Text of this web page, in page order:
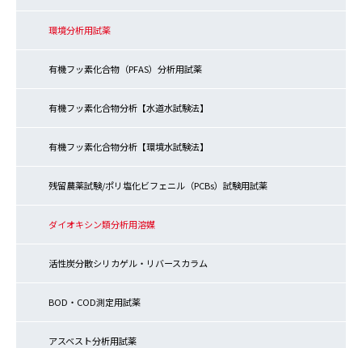
環境分析用試薬
有機フッ素化合物（PFAS）分析用試薬
有機フッ素化合物分析【水道水試験法】
有機フッ素化合物分析【環境水試験法】
残留農薬試験/ポリ塩化ビフェニル（PCBs）試験用試薬
ダイオキシン類分析用溶媒
活性炭分散シリカゲル・リバースカラム
BOD・COD測定用試薬
アスベスト分析用試薬